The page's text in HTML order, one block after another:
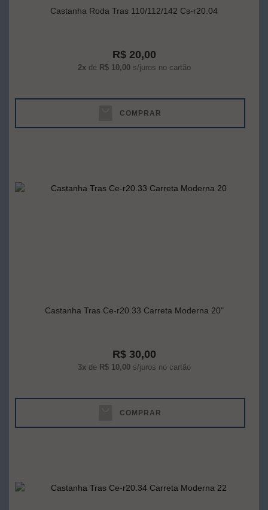
Castanha Roda Tras 110/112/142 Cs-r20.04
R$ 20,00
2xde R$ 10,00s/juros no cartão
COMPRAR
Castanha Tras Ce-r20.33 Carreta Moderna 20"
R$ 30,00
3xde R$ 10,00s/juros no cartão
COMPRAR